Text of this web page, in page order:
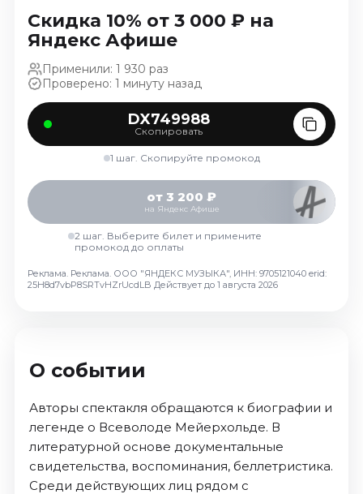
Декабрь 2026
Спорт
Август 2026
Сентябрь 2026
Декабрь 2026
Август 2026
Сентябрь 2026
Октябрь 2026
Ноябрь 2026
Декабрь 2026
Скидка 10% от 3 000 ₽ на
Яндекс Афише
Применили: 1 930 раз
Проверено: 1 минуту назад
DX749988
Скопировать
1 шаг. Скопируйте промокод
от 3 200 ₽
на Яндекс Афише
2 шаг. Выберите билет и примените
промокод до оплаты
Реклама. Реклама. ООО "ЯНДЕКС МУЗЫКА", ИНН: 9705121040 erid:
25H8d7vbP8SRTvHZrUcdLB Действует до 1 августа 2026
О событии
Авторы спектакля обращаются к биографии и
легенде о Всеволоде Мейерхольде. В
литературной основе документальные
свидетельства, воспоминания, беллетристика.
Среди действующих лиц рядом с